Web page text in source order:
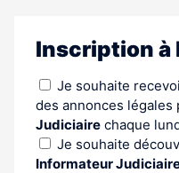
Inscription à
Je souhaite
des annonces légales
Judiciaire chaque
Je souhaite
Informateur